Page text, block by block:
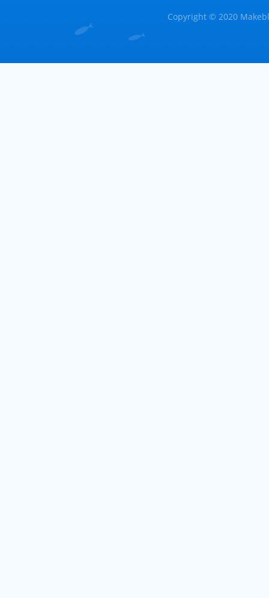
Copyright © 2020